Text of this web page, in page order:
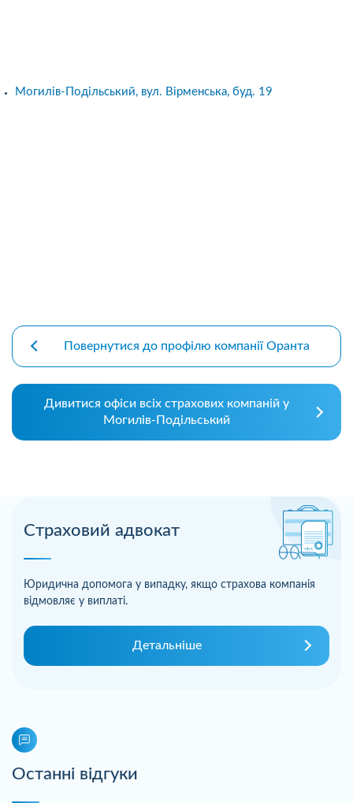
Страховий адвокат
Юридична допомога у випадку, якщо страхова компанія
відмовляє у виплаті.
Детальніше
Останні відгуки
Могилів-Подільський, вул. Вірменська, буд. 19
Повернутися до профілю компанії Оранта
Дивитися офіси всіх страхових компаній у
Могилів-Подільський